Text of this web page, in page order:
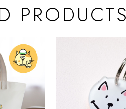
PRODUCTS